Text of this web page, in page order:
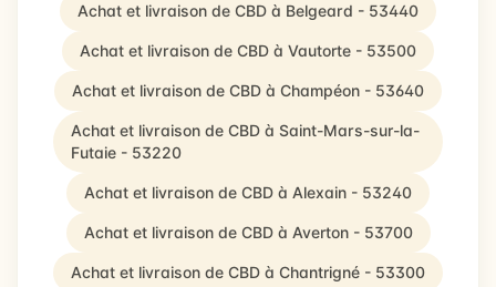
Achat et livraison de CBD à Belgeard - 53440
Achat et livraison de CBD à Vautorte - 53500
Achat et livraison de CBD à Champéon - 53640
Achat et livraison de CBD à Saint-Mars-sur-la-
Futaie - 53220
Achat et livraison de CBD à Alexain - 53240
Achat et livraison de CBD à Averton - 53700
Achat et livraison de CBD à Chantrigné - 53300